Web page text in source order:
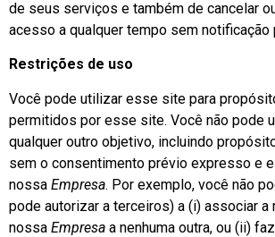
de seus serviços e também de cancelar
acesso a qualquer tempo sem notificação
Restrições de uso
Você pode utilizar esse site para
permitidos por esse site. Você não pode
qualquer outro objetivo, incluindo
sem o consentimento prévio expresso e
nossa Empresa. Por exemplo, você não
pode autorizar a terceiros) a (i) associar a
nossa Empresa a nenhuma outra, ou (ii)